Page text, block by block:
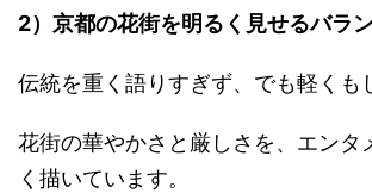
2）京都の花街を明るく見せるバラ
伝統を重く語りすぎず、でも軽くも
花街の華やかさと厳しさを、エンタ
く描いています。